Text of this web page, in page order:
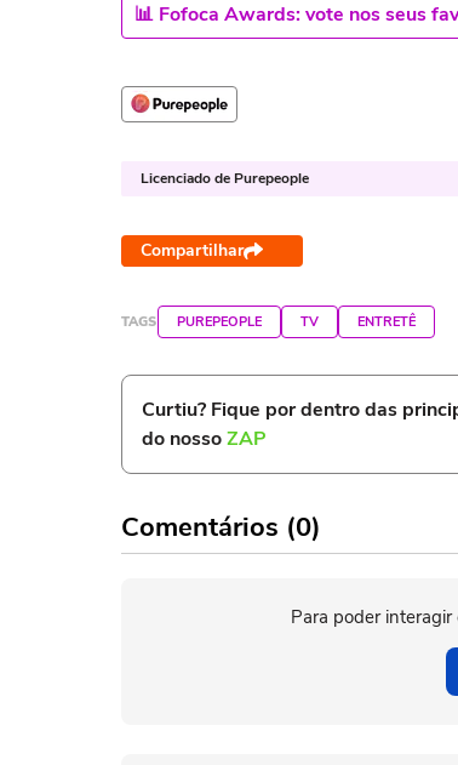
📊 Fofoca Awards: vote nos seus
Licenciado de Purepeople
Compartilhar
TAGS PUREPEOPLE TV ENTRETÊ
Curtiu? Fique por dentro das
do nossoZAP
Comentários (0)
Para poder interagir